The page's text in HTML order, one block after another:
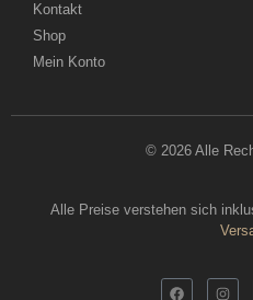
Kontakt
Shop
Mein Konto
© 2026 Alle
Alle Preise verstehen sich